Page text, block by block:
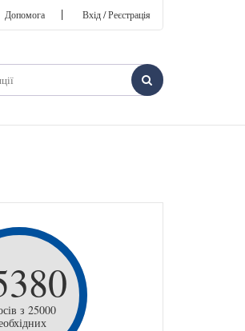
Допомога | Вхід / Реєстрація
з 25000